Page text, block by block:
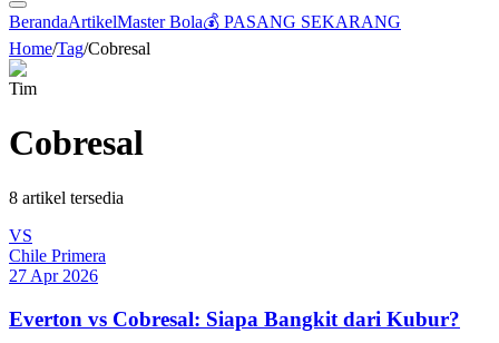
BerandaArtikelMaster Bola💰 PASANG SEKARANG
Home/Tag/Cobresal
Tim
Cobresal
8 artikel tersedia
VS
Chile Primera
27 Apr 2026
Everton vs Cobresal: Siapa Bangkit dari Kubur?